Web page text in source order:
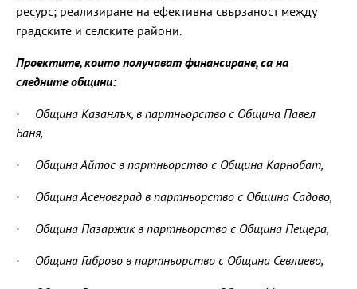
ресурс; реализиране на ефективна свързаност между
градските и селските райони.
Проектите, които получават финансиране, са на
следните общини:
· Община Казанлък, в партньорство с Община Павел
Баня,
· Община Айтос в партньорство с Община Карнобат,
· Община Асеновград в партньорство с Община Садово,
· Община Пазаржик в партньорство с Община Пещера,
· Община Габрово в партньорство с Община Севлиево,